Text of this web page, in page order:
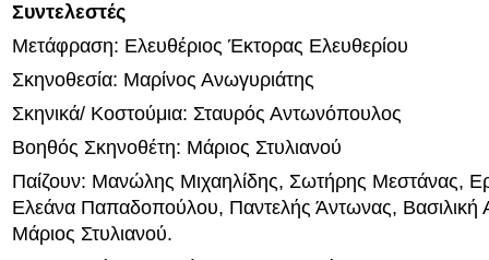
Συντελεστές
Μετάφραση: Ελευθέριος Έκτορας Ελευθερίου
Σκηνοθεσία: Μαρίνος Ανωγυριάτης
Σκηνικά/ Κοστούμια: Σταυρός Αντωνόπουλος
Βοηθός Σκηνοθέτη: Μάριος Στυλιανού
Παίζουν: Μανώλης Μιχαηλίδης, Σωτήρης Μεστάνας,
Ελεάνα Παπαδοπούλου, Παντελής Άντωνας, Βασιλική
Μάριος Στυλιανού.